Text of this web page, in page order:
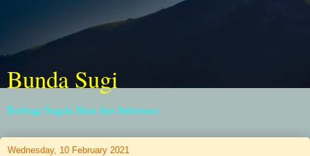
Bunda Sugi
Berbagi Segala Ilmu dan Informasi
Wednesday, 10 February 2021